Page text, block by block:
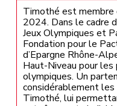
Timothé est membre
2024. Dans le cadre
Jeux Olympiques et
Fondation pour le
d’Epargne Rhône-
Haut-Niveau pour les
olympiques. Un
considérablement les
Timothé, lui